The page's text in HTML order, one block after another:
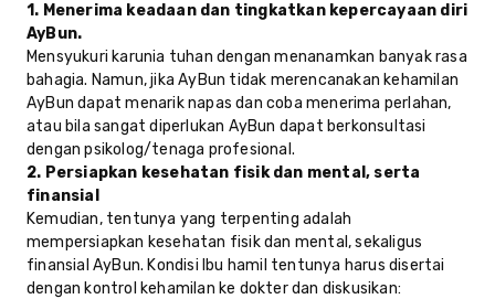
1. Menerima keadaan dan tingkatkan kepercayaan diri
AyBun.
Mensyukuri karunia tuhan dengan menanamkan banyak rasa
bahagia. Namun, jika AyBun tidak merencanakan kehamilan
AyBun dapat menarik napas dan coba menerima perlahan,
atau bila sangat diperlukan AyBun dapat berkonsultasi
dengan psikolog/tenaga profesional.
2. Persiapkan kesehatan fisik dan mental, serta
finansial
Kemudian, tentunya yang terpenting adalah
mempersiapkan kesehatan fisik dan mental, sekaligus
finansial AyBun. Kondisi Ibu hamil tentunya harus disertai
dengan kontrol kehamilan ke dokter dan diskusikan: